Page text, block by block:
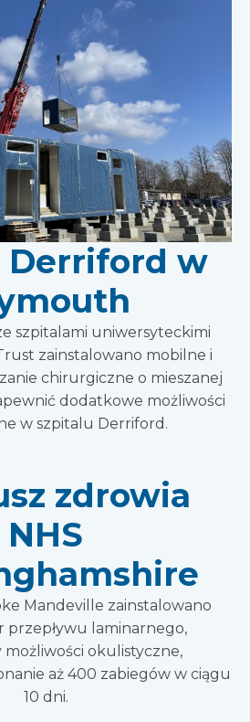
Derriford w
szpitalami uniwersyteckimi
zainstalowano mobilne i
chirurgiczne o mieszanej
dodatkowe możliwości
w szpitalu Derriford.
zdrowia
NHS
Mandeville zainstalowano
przepływu laminarnego,
możliwości okulistyczne,
aż 400 zabiegów w ciągu
10 dni.